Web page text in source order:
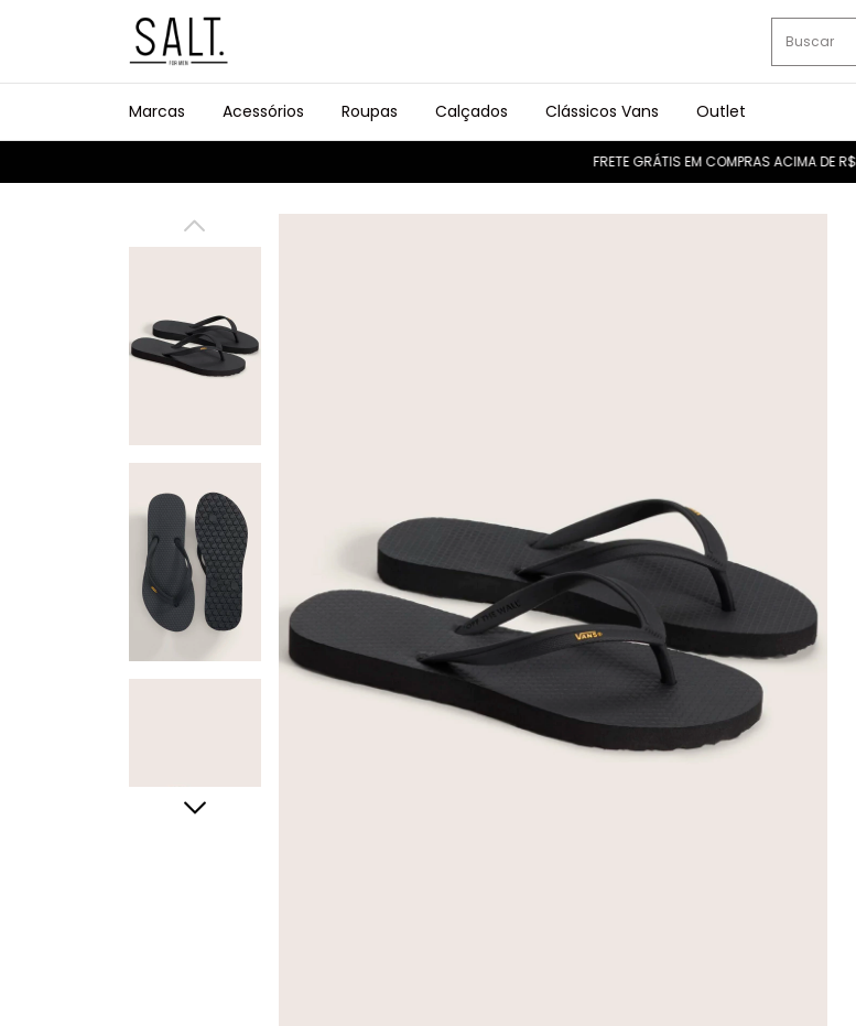
Marcas Acessórios Roupas Calçados Clássicos Vans Outlet
FRETE GRÁTIS EM COMPRAS ACIMA DE R$499